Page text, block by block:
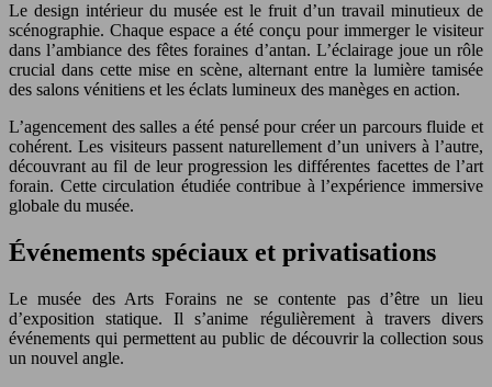
Le design intérieur du musée est le fruit d’un travail minutieux de
scénographie. Chaque espace a été conçu pour immerger le visiteur
dans l’ambiance des fêtes foraines d’antan. L’éclairage joue un rôle
crucial dans cette mise en scène, alternant entre la lumière tamisée
des salons vénitiens et les éclats lumineux des manèges en action.
L’agencement des salles a été pensé pour créer un parcours fluide et
cohérent. Les visiteurs passent naturellement d’un univers à l’autre,
découvrant au fil de leur progression les différentes facettes de l’art
forain. Cette circulation étudiée contribue à l’expérience immersive
globale du musée.
Événements spéciaux et privatisations
Le musée des Arts Forains ne se contente pas d’être un lieu
d’exposition statique. Il s’anime régulièrement à travers divers
événements qui permettent au public de découvrir la collection sous
un nouvel angle.